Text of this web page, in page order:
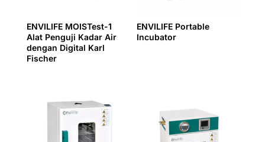
ENVILIFE MOISTest-1
Alat Penguji Kadar Air
dengan Digital Karl
Fischer
ENVILIFE Portable
Incubator